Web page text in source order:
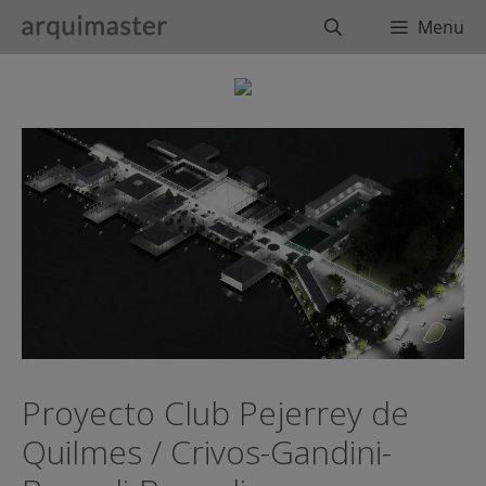
BuscarMenu
Proyecto Club Pejerrey de
Quilmes / Crivos-Gandini-